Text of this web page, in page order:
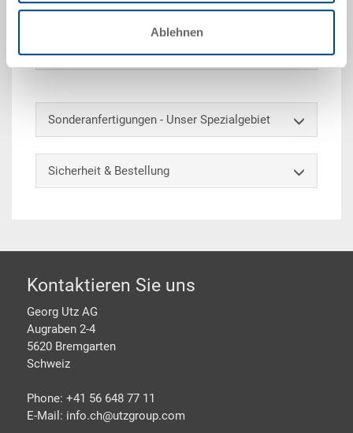
Ablehnen
Optionales Zubehör
Sonderanfertigungen - Unser Spezialgebiet
Sicherheit & Bestellung
Footer
Kontaktieren Sie uns
Georg Utz AG
Augraben 2-4
5620 Bremgarten
Schweiz
Phone: +41 56 648 77 11
E-Mail: info.ch@utzgroup.com